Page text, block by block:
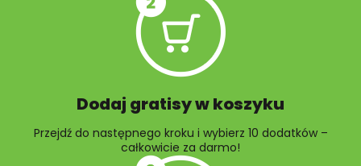
Dodaj gratisy w koszyku
Przejdź do następnego kroku i wybierz 10 dodatków –
całkowicie za darmo!